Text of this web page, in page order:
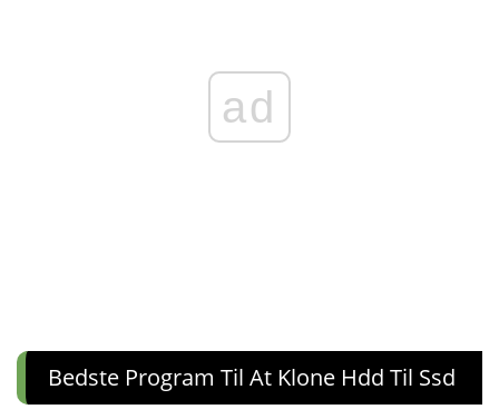
ad
Bedste Program Til At Klone Hdd Til Ssd